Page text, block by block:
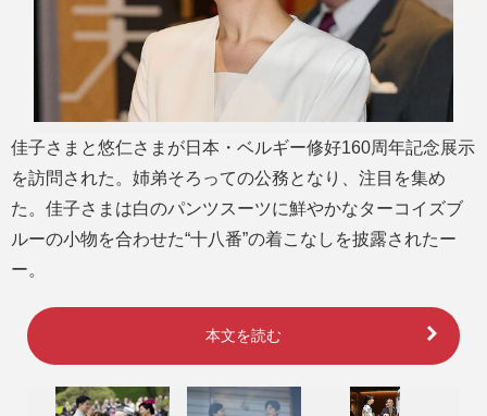
佳子さまと悠仁さまが日本・ベルギー修好160周年記念展示
を訪問された。姉弟そろっての公務となり、注目を集め
た。佳子さまは白のパンツスーツに鮮やかなターコイズブ
ルーの小物を合わせた“十八番”の着こなしを披露されたー
ー。
本文を読む